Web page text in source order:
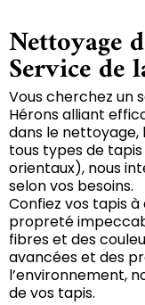
Nettoyage
Service de
Vous cherchez un
Hérons alliant
dans le
tous types de
orientaux), nous
selon vos besoins.
Confiez vos tapis
propreté
fibres et des
avancées et des
l’environnement,
de vos tapis.